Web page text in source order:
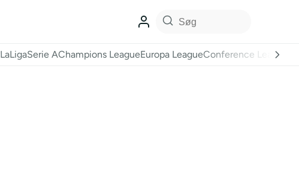
LaLigaSerie AChampions LeagueEuropa LeagueConference League